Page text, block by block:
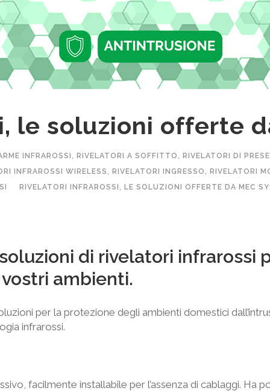
le soluzioni offerte
INFRAROSSI , RIVELATORI A SOFFITTO, RIVELATORI DI
INFRAROSSI WIRELESS, RIVELATORI INGRESSO, RIVELATORI
RIVELATORI INFRAROSSI, LE SOLUZIONI OFFERTE DA MEC
di rivelatori infrarossi
ambienti.
per la protezione degli ambienti domestici
infrarossi.
facilmente installabile per l’assenza di cablaggi.